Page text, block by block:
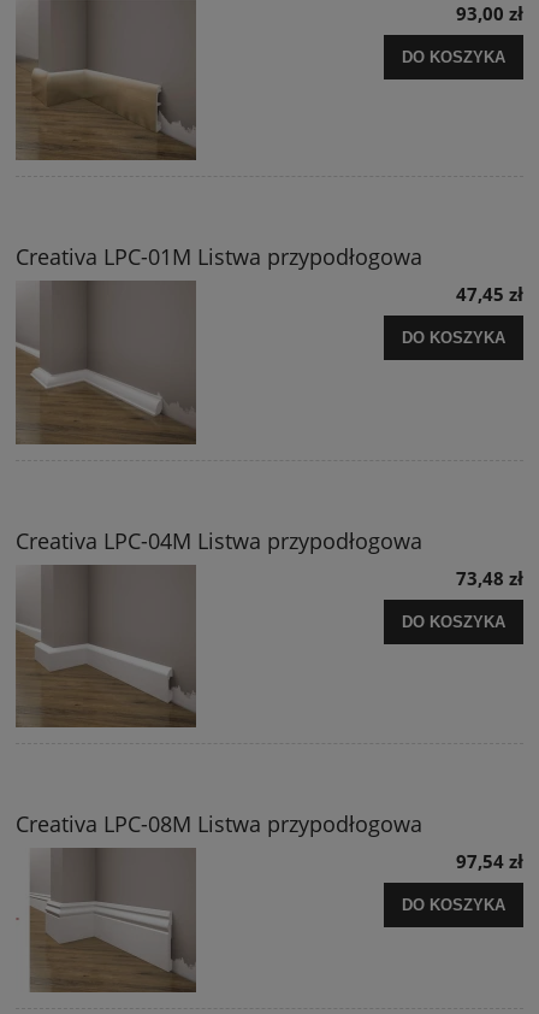
93,00 zł
DO KOSZYKA
Creativa LPC-01M Listwa przypodłogowa
47,45 zł
DO KOSZYKA
Creativa LPC-04M Listwa przypodłogowa
73,48 zł
DO KOSZYKA
Creativa LPC-08M Listwa przypodłogowa
97,54 zł
DO KOSZYKA